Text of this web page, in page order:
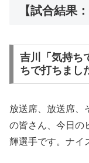
【試合結果
吉川「気持ち
ちで打ちまし
放送席、放送席、
の皆さん、今日の
輝選手です。ナイ